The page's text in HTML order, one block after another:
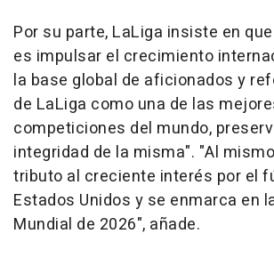
Por su parte, LaLiga insiste en
es impulsar el crecimiento
la base global de aficionados y
de LaLiga como una de las
competiciones del mundo,
integridad de la misma". "Al
tributo al creciente interés por el
Estados Unidos y se enmarca en
Mundial de 2026", añade.